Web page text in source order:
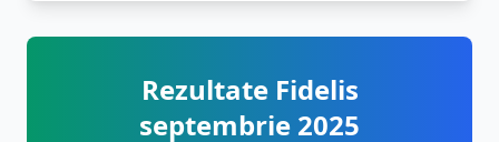
Rezultate Fidelis
septembrie 2025